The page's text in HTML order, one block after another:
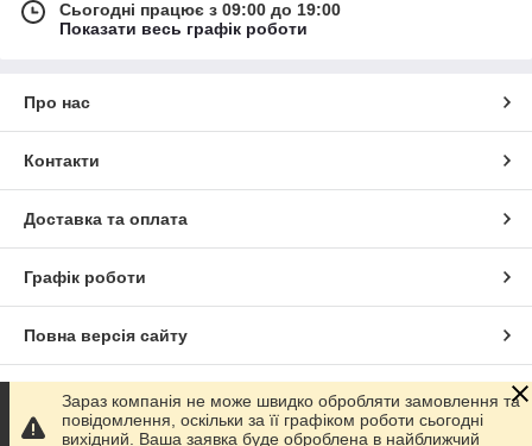
Сьогодні працює з 09:00 до 19:00
Показати весь графік роботи
Про нас
Контакти
Доставка та оплата
Графік роботи
Повна версія сайту
Сайт створено на маркетплейсі Prom.ua
Зараз компанія не може швидко обробляти замовлення та
повідомлення, оскільки за її графіком роботи сьогодні
вихідний. Ваша заявка буде оброблена в найближчий